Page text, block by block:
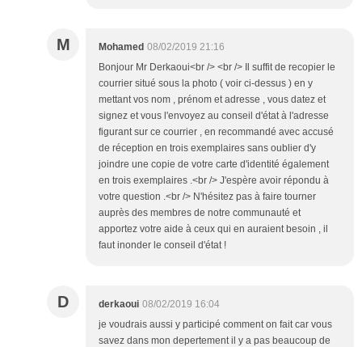
M Mohamed 08/02/2019 21:16
Bonjour Mr Derkaoui<br /> <br /> Il suffit de recopier le
courrier situé sous la photo ( voir ci-dessus ) en y
mettant vos nom , prénom et adresse , vous datez et
signez et vous l'envoyez au conseil d'état à l'adresse
figurant sur ce courrier , en recommandé avec accusé
de réception en trois exemplaires sans oublier d'y
joindre une copie de votre carte d'identité également
en trois exemplaires .<br /> J'espère avoir répondu à
votre question .<br /> N'hésitez pas à faire tourner
auprès des membres de notre communauté et
apportez votre aide à ceux qui en auraient besoin , il
faut inonder le conseil d'état !
D derkaoui 08/02/2019 16:04
je voudrais aussi y participé comment on fait car vous
savez dans mon depertement il y a pas beaucoup de